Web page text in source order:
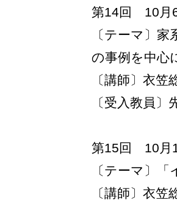
第14回 10月
〔テーマ〕
の事例を中心
〔講師〕衣
〔受入教員
第15回 10月
〔テーマ〕
〔講師〕衣